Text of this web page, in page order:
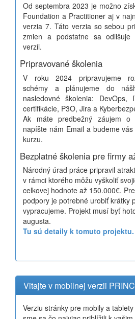
Od septembra 2023 je možno
Foundation a Practitioner aj v
verzia 7. Táto verzia so sebou
zmien a podstatne sa odlišuje
verzii.
Pripravované školenia
V roku 2024 pripravujeme
schémy a plánujeme do
nasledovné školenia:
certifikácie, P3O, Jira a
Ak máte predbežný záujem o
napíšte nám Email a budeme
kurzu.
Bezplatné školenia pre firmy
Národný úrad práce pripravil
v rámci ktorého môžu vyškoliť
celkovej hodnote až 150.000€.
podpory je potrebné urobiť krátky
vypracujeme. Projekt musí byť
augusta.
Tu sú detaily k tomuto projektu.
Vitajte v mobilnej verzii
Verziu stránky pre mobily a